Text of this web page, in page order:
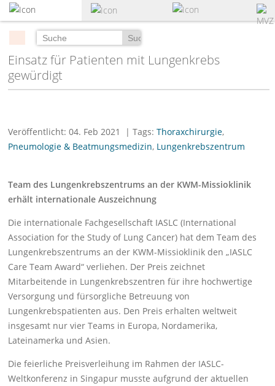
zum
Hauptinhalt
Suchen
Einsatz für Patienten mit Lungenkrebs
gewürdigt
Veröffentlicht: 04. Feb 2021 | Tags:Thoraxchirurgie,
Pneumologie & Beatmungsmedizin, Lungenkrebszentrum
Team des Lungenkrebszentrums an der KWM-Missioklinik
erhält internationale Auszeichnung
Die internationale Fachgesellschaft IASLC (International
Association for the Study of Lung Cancer) hat dem Team des
Lungenkrebszentrums an der KWM-Missioklinik den „IASLC
Care Team Award“ verliehen. Der Preis zeichnet
Mitarbeitende in Lungenkrebszentren für ihre hochwertige
Versorgung und fürsorgliche Betreuung von
Lungenkrebspatienten aus. Den Preis erhalten weltweit
insgesamt nur vier Teams in Europa, Nordamerika,
Lateinamerka und Asien.
Die feierliche Preisverleihung im Rahmen der IASLC-
Weltkonferenz in Singapur musste aufgrund der aktuellen